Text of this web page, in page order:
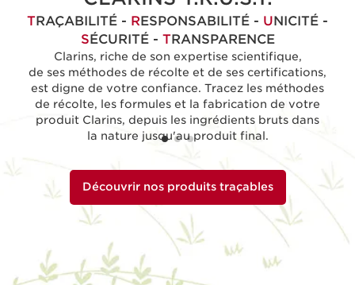
TRAÇABILITÉ - RESPONSABILITÉ - UNICITÉ -
SÉCURITÉ - TRANSPARENCE
Clarins, riche de son expertise scientifique,
de ses méthodes de récolte et de ses certifications,
est digne de votre confiance. Tracez les méthodes
de récolte, les formules et la fabrication de votre
produit Clarins, depuis les ingrédients bruts dans
la nature jusqu'au produit final.
Découvrir nos produits traçables